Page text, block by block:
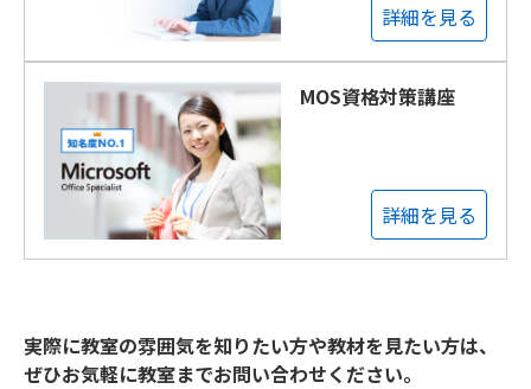
詳細を見る
MOS資格対策講座
詳細を見る
実際に教室の雰囲気を知りたい方や教材を見たい方は、
ぜひお気軽に教室までお問い合わせください。